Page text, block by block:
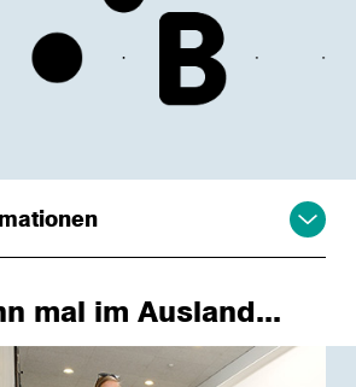
mal im Ausland...